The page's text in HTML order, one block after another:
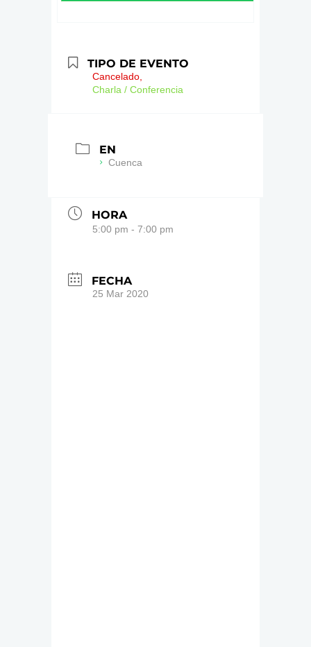
TIPO DE EVENTO
Cancelado,
Charla / Conferencia
EN
Cuenca
HORA
5:00 pm - 7:00 pm
FECHA
25 Mar 2020